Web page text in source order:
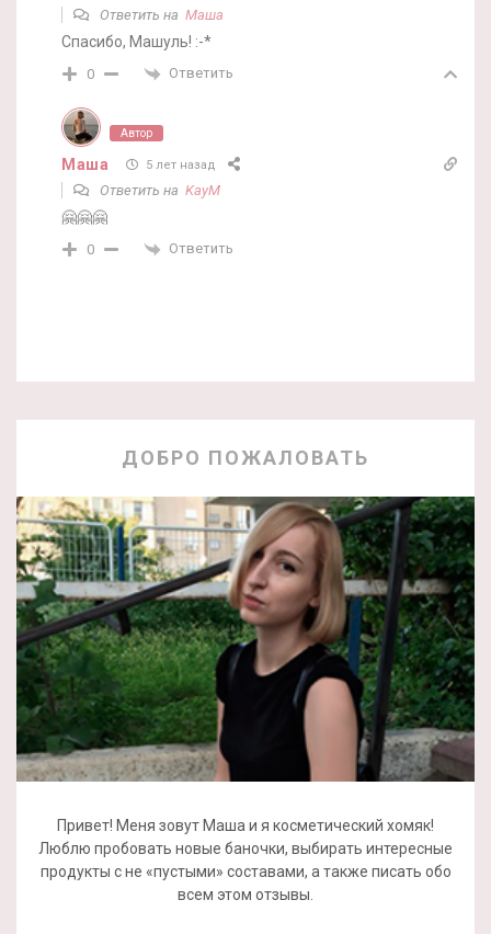
Ответить на Маша
Спасибо, Машуль! :-*
0 Ответить
Автор
Маша 5 лет назад
Ответить на KayM
🤗🤗🤗
0 Ответить
ДОБРО ПОЖАЛОВАТЬ
Привет! Меня зовут Маша и я косметический хомяк!
Люблю пробовать новые баночки, выбирать интересные
продукты с не «пустыми» составами, а также писать обо
всем этом отзывы.